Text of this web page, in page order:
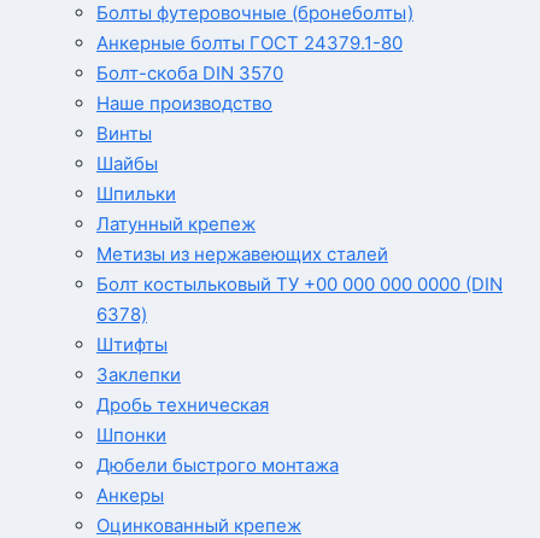
Болты футеровочные (бронеболты)
Анкерные болты ГОСТ 24379.1-80
Болт-скоба DIN 3570
Наше производство
Винты
Шайбы
Шпильки
Латунный крепеж
Метизы из нержавеющих сталей
Болт костыльковый ТУ +00 000 000 0000 (DIN
6378)
Штифты
Заклепки
Дробь техническая
Шпонки
Дюбели быстрого монтажа
Анкеры
Оцинкованный крепеж